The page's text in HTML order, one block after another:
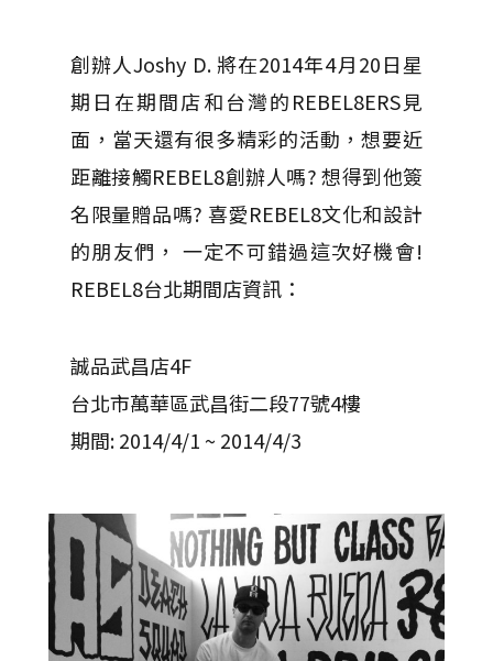
創辦人Joshy D. 將在2014年4月20日星
期日在期間店和台灣的REBEL8ERS見
面，當天還有很多精彩的活動，想要近
距離接觸REBEL8創辦人嗎? 想得到他簽
名限量贈品嗎? 喜愛REBEL8文化和設計
的朋友們， 一定不可錯過這次好機會!
REBEL8台北期間店資訊：
誠品武昌店4F
台北市萬華區武昌街二段77號4樓
期間: 2014/4/1 ~ 2014/4/3